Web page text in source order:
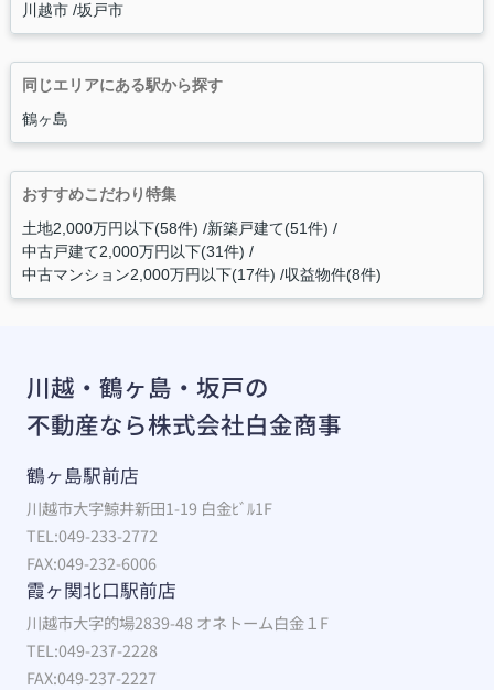
川越市 坂戸市
同じエリアにある駅から探す
鶴ヶ島
おすすめこだわり特集
土地2,000万円以下(58件) 新築戸建て(51件)
中古戸建て2,000万円以下(31件)
中古マンション2,000万円以下(17件) 収益物件(8件)
川越・鶴ヶ島・坂戸の
不動産なら株式会社白金商事
鶴ヶ島駅前店
川越市大字鯨井新田1-19 白金ﾋﾞﾙ1F
TEL:049-233-2772
FAX:049-232-6006
霞ヶ関北口駅前店
川越市大字的場2839-48 オネトーム白金１F
TEL:049-237-2228
FAX:049-237-2227